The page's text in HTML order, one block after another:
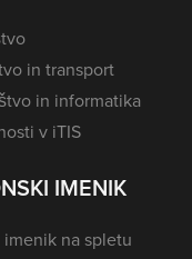
in transport
in informatika
v iTIS
IMENIK
na spletu